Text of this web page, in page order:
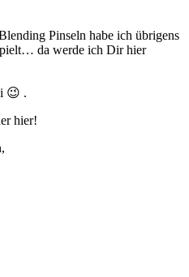
Pinseln habe ich übrigens
da werde ich Dir hier
😉 .
hier!